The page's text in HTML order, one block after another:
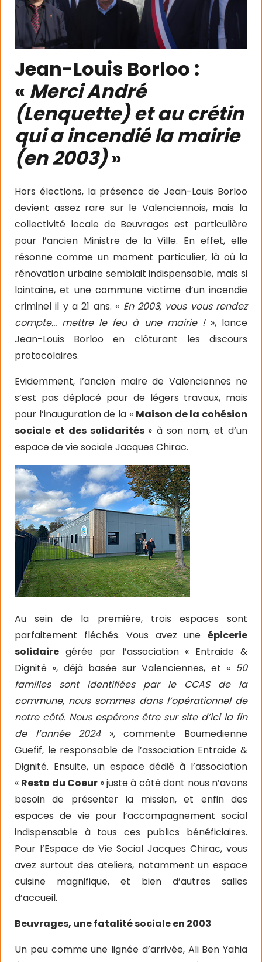
Jean-Louis Borloo :
« Merci André
(Lenquette) et au crétin
qui a incendié la mairie
(en 2003)»
Hors élections, la présence de Jean-Louis Borloo
devient assez rare sur le Valenciennois, mais la
collectivité locale de Beuvrages est particulière
pour l’ancien Ministre de la Ville. En effet, elle
résonne comme un moment particulier, là où la
rénovation urbaine semblait indispensable, mais si
lointaine, et une commune victime d’un incendie
criminel il y a 21 ans. « En 2003, vous vous rendez
compte… mettre le feu à une mairie ! », lance
Jean-Louis Borloo en clôturant les discours
protocolaires.
Evidemment, l’ancien maire de Valenciennes ne
s’est pas déplacé pour de légers travaux, mais
pour l’inauguration de la « Maison de la cohésion
sociale et des solidarités » à son nom, et d’un
espace de vie sociale Jacques Chirac.
Au sein de la première, trois espaces sont
parfaitement fléchés. Vous avez une épicerie
solidaire gérée par l’association « Entraide &
Dignité », déjà basée sur Valenciennes, et «50
familles sont identifiées par le CCAS de la
commune, nous sommes dans l’opérationnel de
notre côté. Nous espérons être sur site d’ici la fin
de l’année 2024 », commente Boumedienne
Guefif, le responsable de l’association Entraide &
Dignité. Ensuite, un espace dédié à l’association
« Resto du Coeur » juste à côté dont nous n’avons
besoin de présenter la mission, et enfin des
espaces de vie pour l’accompagnement social
indispensable à tous ces publics bénéficiaires.
Pour l’Espace de Vie Social Jacques Chirac, vous
avez surtout des ateliers, notamment un espace
cuisine magnifique, et bien d’autres salles
d’accueil.
Beuvrages, une fatalité sociale en 2003
Un peu comme une lignée d’arrivée, Ali Ben Yahia